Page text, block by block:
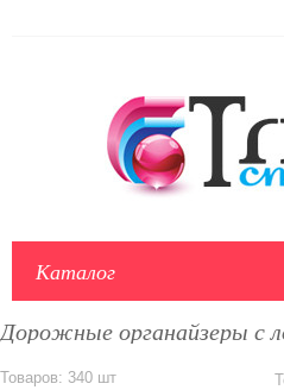
Каталог
Дорожные органайзеры с
Товаров: 340 шт